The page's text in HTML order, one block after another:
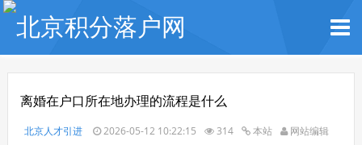
离婚在户口所在地办理的流程是什么
北京人才引进 2026-05-12 10:22:15 314 本站 网站编辑